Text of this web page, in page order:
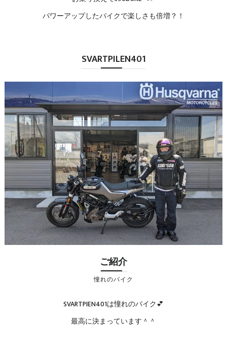
パワーアップしたバイクで楽しさも倍増？！
SVARTPILEN401
ご紹介
憧れのバイク
SVARTPIEN401は憧れのバイク💕
最高に決まっています＾＾